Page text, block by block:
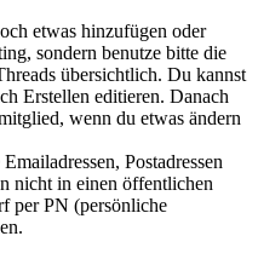
etwas hinzufügen oder
sondern benutze bitte die
übersichtlich. Du kannst
Erstellen editieren. Danach
wenn du etwas ändern
Postadressen
nicht in einen öffentlichen
per PN (persönliche